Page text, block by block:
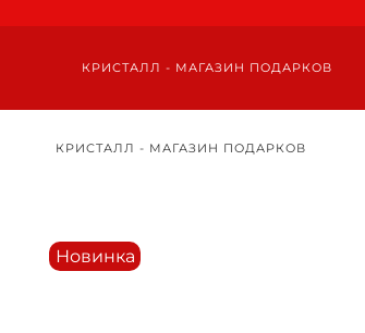
КРИСТАЛЛ - МАГАЗИН ПОДАРКОВ
КРИСТАЛЛ - МАГАЗИН ПОДАРКОВ
Новинка